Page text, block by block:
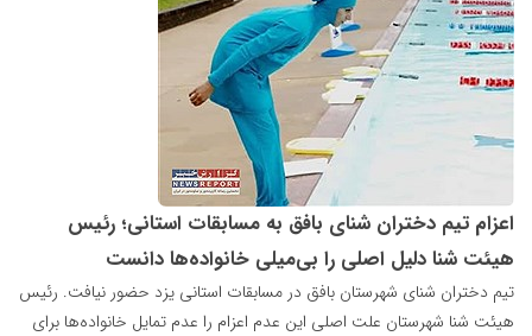
اعزام تیم دختران شنای بافق به مسابقات استانی؛ رئیس
هیئت شنا دلیل اصلی را بی‌میلی خانواده‌ها دانست
تیم دختران شنای شهرستان بافق در مسابقات استانی یزد حضور نیافت. رئیس
هیئت شنا شهرستان علت اصلی این عدم اعزام را عدم تمایل خانواده‌ها برای